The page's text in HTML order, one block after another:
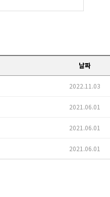
날짜
2022.11.03
2021.06.01
2021.06.01
2021.06.01